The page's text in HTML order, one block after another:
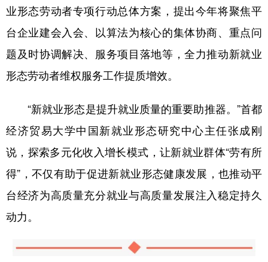
业形态劳动者专项行动总体方案，提出今年将聚焦平
台企业建会入会、以算法为核心的集体协商、重点问
题及时协调解决、服务项目落地等，全力推动新就业
形态劳动者维权服务工作提质增效。
“新就业形态是提升就业质量的重要助推器。”首都
经济贸易大学中国新就业形态研究中心主任张成刚
说，探索多元化收入增长模式，让新就业群体“劳有所
得”，不仅有助于促进新就业形态健康发展，也推动平
台经济为高质量充分就业与高质量发展注入稳定持久
动力。